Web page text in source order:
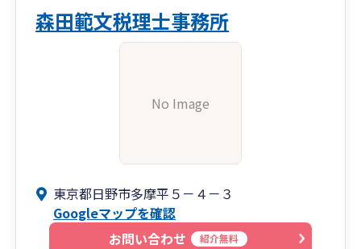
森田範文税理士事務所
No Image
東京都日野市多摩平５－４－３
Googleマップを確認
お問い合わせ
紹介無料